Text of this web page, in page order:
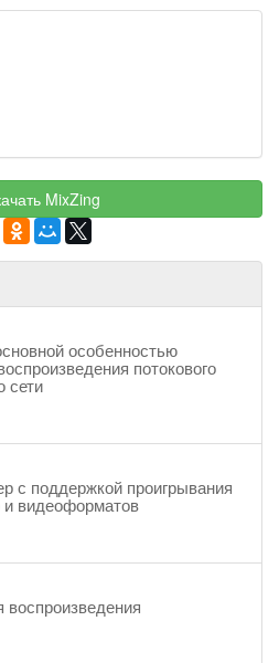
MixZing
особенностью
потокового
сети
с поддержкой проигрывания
видеоформатов
воспроизведения